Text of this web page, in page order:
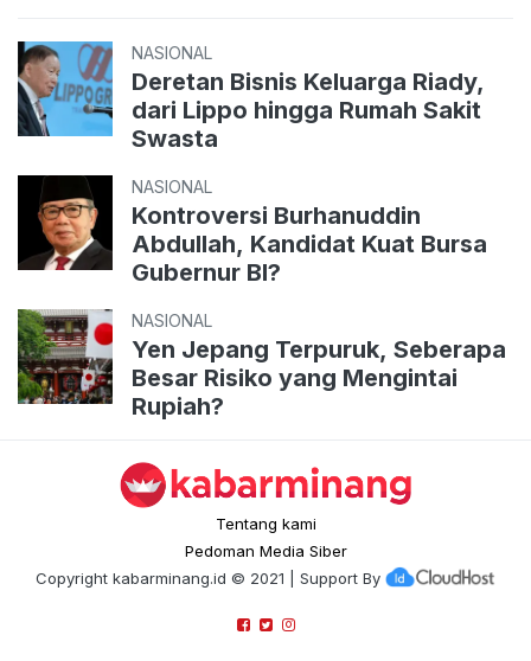
NASIONAL
Deretan Bisnis Keluarga Riady,
dari Lippo hingga Rumah Sakit
Swasta
NASIONAL
Kontroversi Burhanuddin
Abdullah, Kandidat Kuat Bursa
Gubernur BI?
NASIONAL
Yen Jepang Terpuruk, Seberapa
Besar Risiko yang Mengintai
Rupiah?
Tentang kami
Pedoman Media Siber
Copyright kabarminang.id © 2021 | Support By